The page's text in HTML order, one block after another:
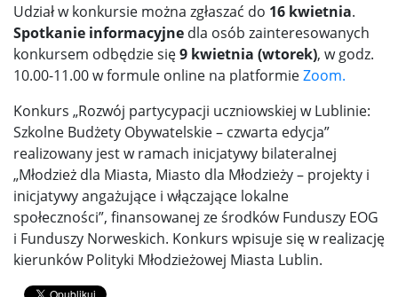
Udział w konkursie można zgłaszać do 16 kwietnia.
Spotkanie informacyjne dla osób zainteresowanych
konkursem odbędzie się9 kwietnia (wtorek), w godz.
10.00-11.00 w formule online na platformieZoom.
Konkurs „Rozwój partycypacji uczniowskiej w Lublinie:
Szkolne Budżety Obywatelskie – czwarta edycja”
realizowany jest w ramach inicjatywy bilateralnej
„Młodzież dla Miasta, Miasto dla Młodzieży – projekty i
inicjatywy angażujące i włączające lokalne
społeczności”, finansowanej ze środków Funduszy EOG
i Funduszy Norweskich. Konkurs wpisuje się w realizację
kierunków Polityki Młodzieżowej Miasta Lublin.